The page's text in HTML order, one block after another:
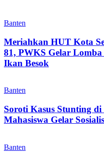
Banten
Meriahkan HUT Kota
81, PWKS Gelar
Ikan Besok
Banten
Soroti Kasus Stunting
Mahasiswa Gelar
Banten